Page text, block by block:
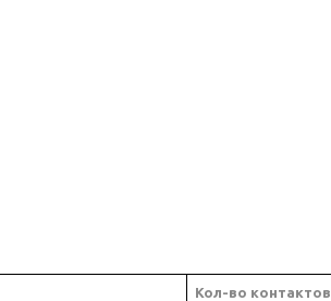
Кол-во контактов